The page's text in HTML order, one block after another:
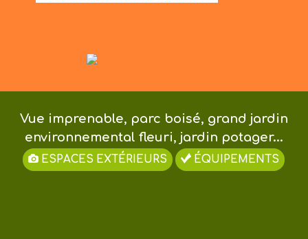
Vue imprenable, parc boisé, grand jardin
environnemental fleuri, jardin potager...
ESPACES EXTÉRIEURS ÉQUIPEMENTS